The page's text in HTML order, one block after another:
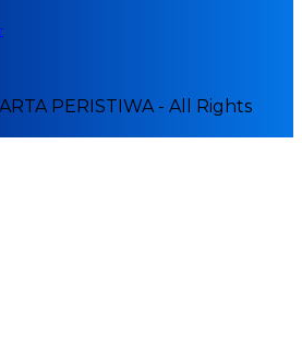
PERISTIWA - All Rights